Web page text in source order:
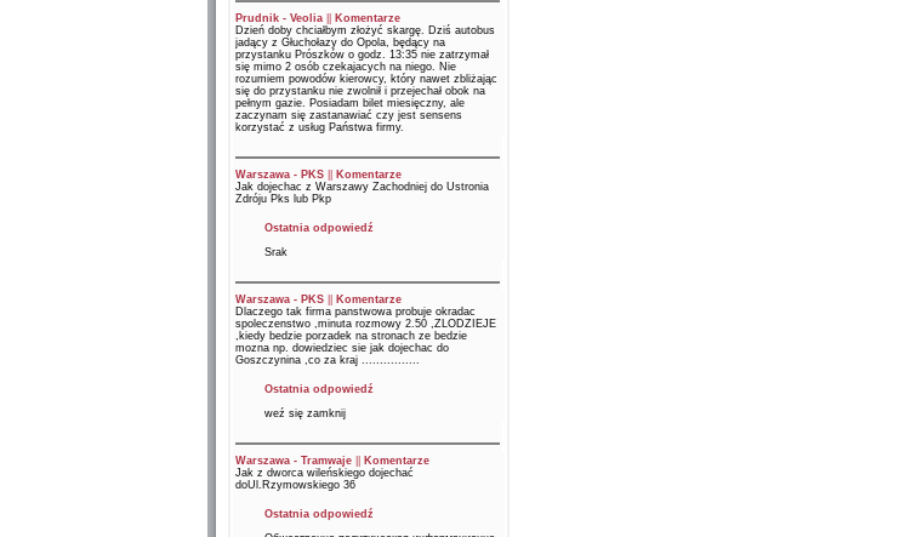
Prudnik - Veolia||
Komentarze
Dzień doby chciałbym złożyć skargę. Dziś autobus
jadący z Głuchołazy do Opola, będący na
przystanku Prószków o godz. 13:35 nie zatrzymał
się mimo 2 osób czekajacych na niego. Nie
rozumiem powodów kierowcy, który nawet zbliżając
się do przystanku nie zwolnił i przejechał obok na
pełnym gazie. Posiadam bilet miesięczny, ale
zaczynam się zastanawiać czy jest sensens
korzystać z usług Państwa firmy.
Warszawa - PKS||
Komentarze
Jak dojechac z Warszawy Zachodniej do Ustronia
Zdróju Pks lub Pkp
Ostatnia odpowiedź
Srak
Warszawa - PKS||
Komentarze
Dlaczego tak firma panstwowa probuje okradac
spoleczenstwo ,minuta rozmowy 2.50 ,ZLODZIEJE
,kiedy bedzie porzadek na stronach ze bedzie
mozna np. dowiedziec sie jak dojechac do
Goszczynina ,co za kraj ................
Ostatnia odpowiedź
weź się zamknij
Warszawa - Tramwaje||
Komentarze
Jak z dworca wileńskiego dojechać
doUl.Rzymowskiego 36
Ostatnia odpowiedź